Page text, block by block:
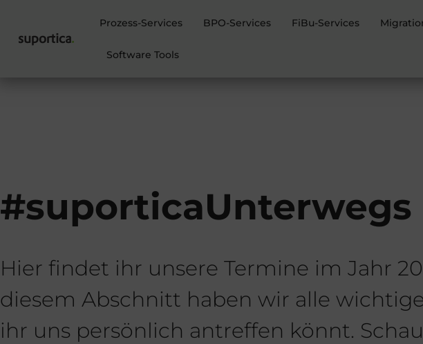
Prozess-Services BPO-Services FiBu-Services
Software Tools
#suporticaUnterwegs
Hier findet ihr unsere Termine im Jahr
diesem Abschnitt haben wir alle
ihr uns persönlich antreffen könnt.